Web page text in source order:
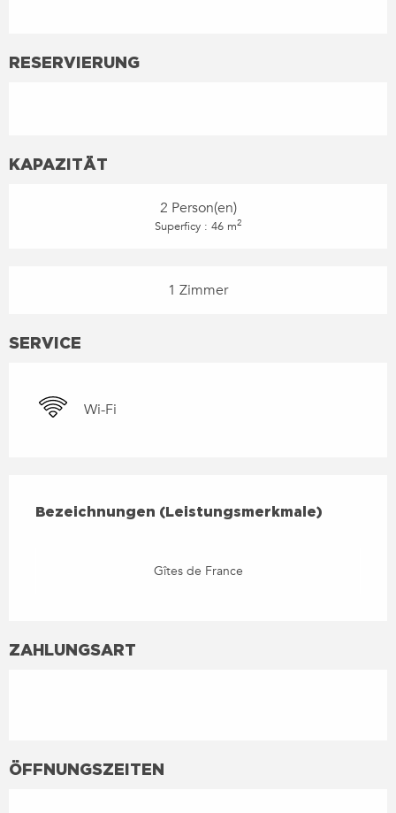
RESERVIERUNG
KAPAZITÄT
2 Person(en)
Superficy : 46 m2
1 Zimmer
SERVICE
Wi-Fi
BEZEICHNUNGEN (LEISTUNGSMERKMALE)
Bezeichnungen (Leistungsmerkmale)
Gîtes de France
ZAHLUNGSART
ÖFFNUNGSZEITEN